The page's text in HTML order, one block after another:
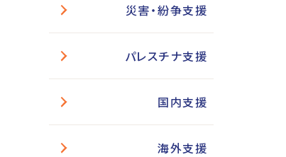
災害・紛争支援
パレスチナ支援
国内支援
海外支援